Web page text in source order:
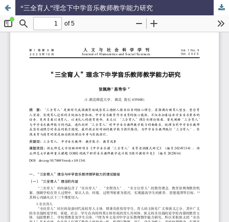
“三全育人”理念下中学音乐教师教学能力研究